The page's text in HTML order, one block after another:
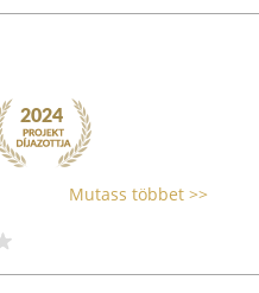
Mutass többet >>